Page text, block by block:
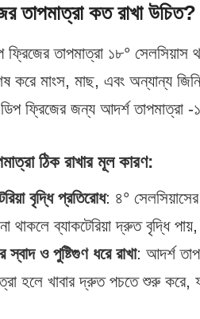
তাপমাত্রা কত রাখা উচিত?
ফ্রিজের তাপমাত্রা ১৮° সেলসিয়াস
করে মাংস, মাছ, এবং অন্যান্য
ফ্রিজের জন্য আদর্শ তাপমাত্রা -
ঠিক রাখার মূল কারণ:
বৃদ্ধি প্রতিরোধ: ৪° সেলসিয়াসের
থাকলে ব্যাকটেরিয়া দ্রুত বৃদ্ধি
স্বাদ ও পুষ্টিগুণ ধরে রাখা: আদর্শ
হলে খাবার দ্রুত পচতে শুরু